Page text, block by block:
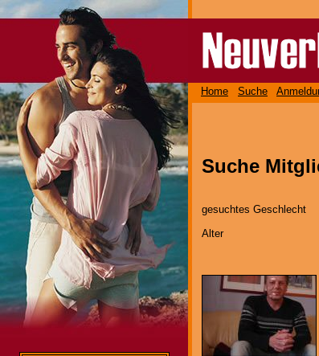
Home Suche
Suche
gesuchtes Geschlecht
Alter